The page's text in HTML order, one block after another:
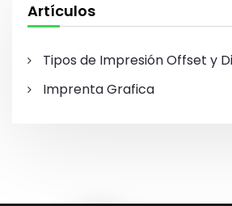
Artículos
Tipos de Impresión Offset y
Imprenta Grafica